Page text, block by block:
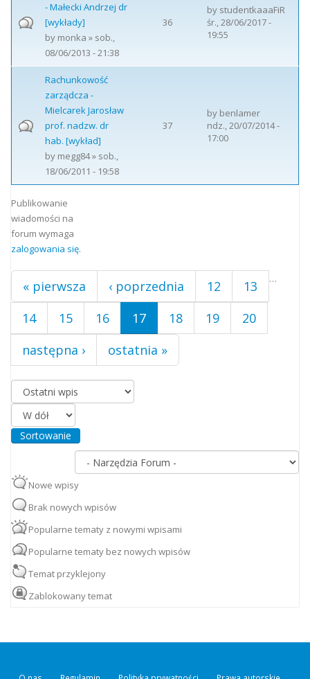
- Małecki Andrzej dr
[wykłady]
by monka » sob.,
08/06/2013 - 21:38
36
by studentkaaaFiR
śr., 28/06/2017 -
19:55
Rachunkowość
zarządcza -
Mielcarek Jarosław
prof. nadzw. dr
hab. [wykład]
by megg84» sob.,
18/06/2011 - 19:58
37
by benlamer
ndz., 20/07/2014 -
17:00
Publikowanie
wiadomości na
forum wymaga
zalogowania się.
Strony
« pierwsza ‹ poprzednia …
12
13
14
15 16 17 18 19
20
następna ›
ostatnia »
Porządkuj według
Sortowanie
Nowe wpisy
Brak nowych wpisów
Popularne tematy z nowymi wpisami
Popularne tematy bez nowych wpisów
Temat przyklejony
Zablokowany temat